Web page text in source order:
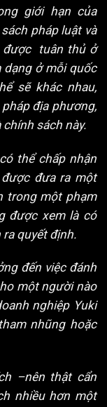
giới hạn của
pháp luật và
được tuân thủ ở
dạng ở mỗi quốc
sẽ khác nhau,
địa phương,
sách này.
thể chấp nhận
đưa ra một
trong một phạm
được xem là có
quyết định.
đến việc đánh
một người nào
nghiệp Yuki
nhũng hoặc
–nên thật cẩn
nhiều hơn một